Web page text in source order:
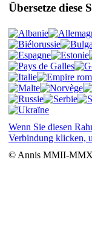
Übersetze diese
Wenn Sie diesen
Verbindung klicken,
© Annis MMII-